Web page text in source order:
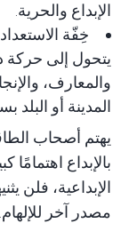
الإبداع والحرية.
خِفّة
يتحول إلى حركة
والمعارف،
المدينة أو البلد
يهتم أصحاب
بالإبداع اهتمامًا
الإبداعية، فلن
مصدر آخر للإلهام.